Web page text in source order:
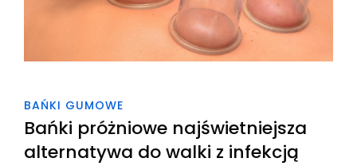
BAŃKI GUMOWE
Bańki próżniowe najświetniejsza
alternatywa do walki z infekcją